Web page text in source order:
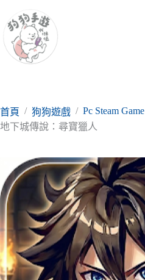
至
要
首頁 / 狗狗遊戲 / Pc Steam Game
地下城傳說：尋寶獵人